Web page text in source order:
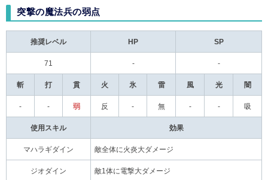
突撃の魔法兵の弱点
推奨レベル HP SP
71 - -
斬 打 貫 火 氷 雷 風 光 闇
- - 弱 反 - 無 - - 吸
使用スキル 効果
マハラギダイン 敵全体に火炎大ダメージ
ジオダイン 敵1体に電撃大ダメージ